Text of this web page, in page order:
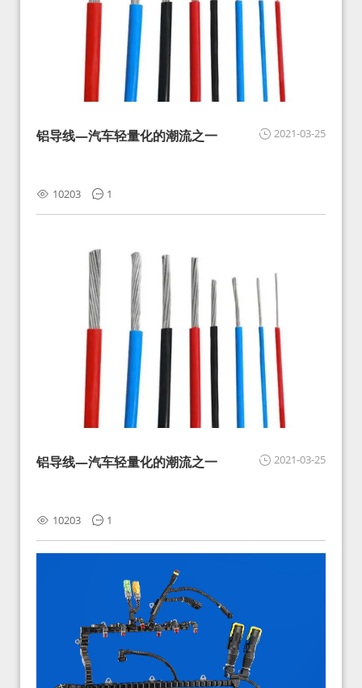
2021-03-25
铝导线—汽车轻量化的潮流之一
10203 1
2021-03-25
铝导线—汽车轻量化的潮流之一
10203 1